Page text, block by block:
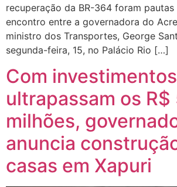
recuperação da BR-364 foram
encontro entre a governadora do
ministro dos Transportes, George
segunda-feira, 15, no Palácio Rio […]
Com
ultrapassam os R$
milhões,
anuncia
casas em Xapuri